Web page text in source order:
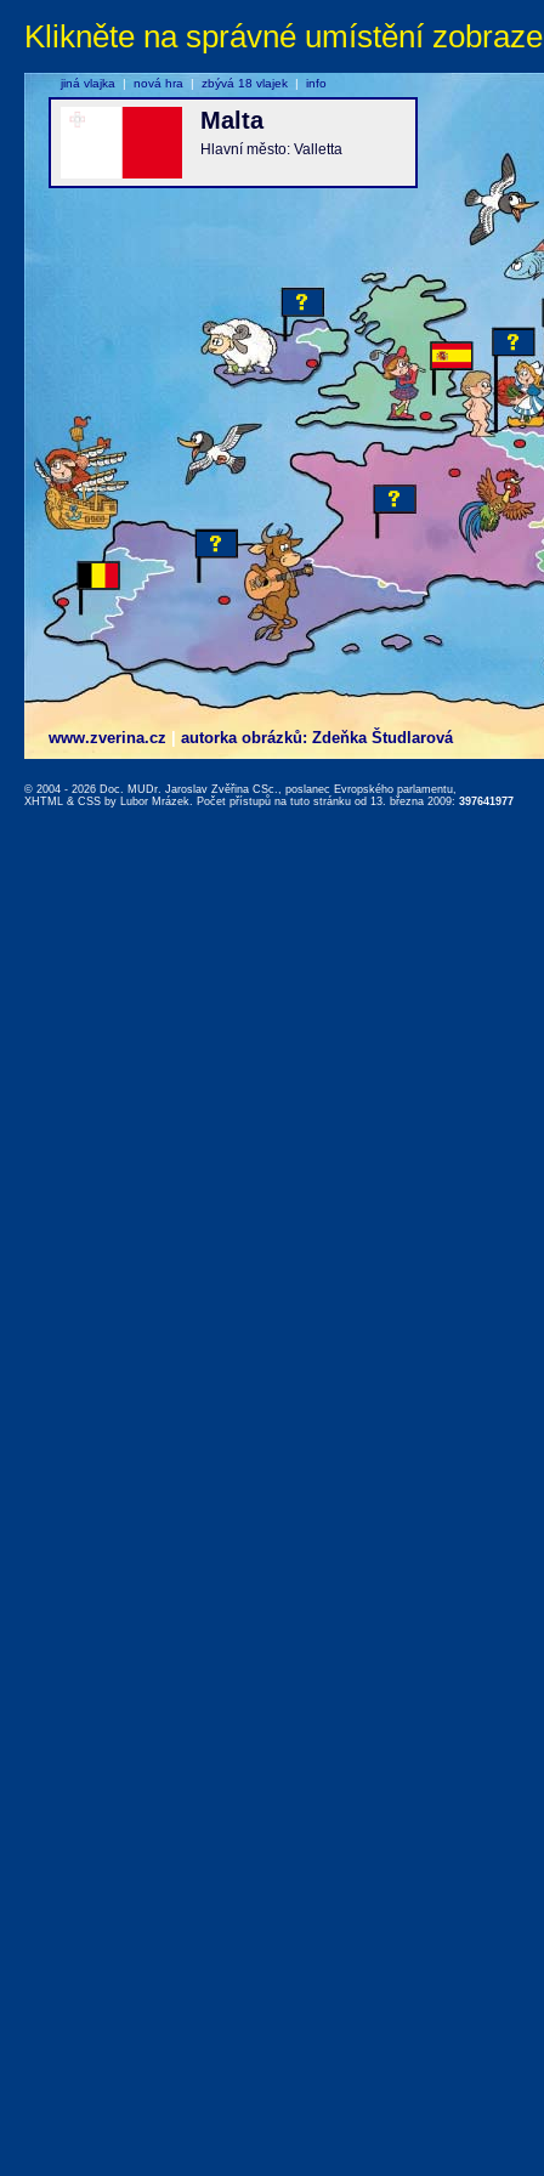
Klikněte na správné umístění
www.zverina.cz autorka obrázků: Zdeňka Študlarová
Malta
Hlavní město: Valletta
jiná vlajka | nová hra | zbývá 18 vlajek | info
© 2004 - 2026 Doc. MUDr. Jaroslav Zvěřina CSc., poslanec Evropského parlamentu,
XHTML & CSS by Lubor Mrázek. Počet přístupů na tuto stránku od 13. března 2009: 397641977